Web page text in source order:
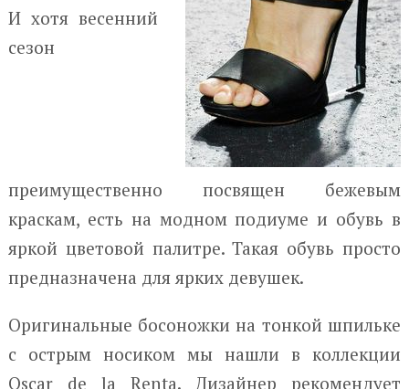
И хотя весенний
сезон
преимущественно посвящен бежевым
краскам, есть на модном подиуме и обувь в
яркой цветовой палитре. Такая обувь просто
предназначена для ярких девушек.
Оригинальные босоножки на тонкой шпильке
с острым носиком мы нашли в коллекции
Oscar de la Renta. Дизайнер рекомендует